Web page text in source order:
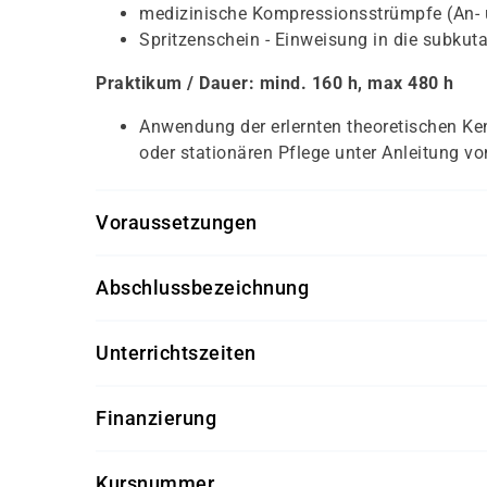
medizinische Kompressionsstrümpfe (An-
Spritzenschein - Einweisung in die
Praktikum / Dauer: mind. 160 h, max 480 h
Anwendung der erlernten theoretischen
oder stationären Pflege unter Anleitung
Voraussetzungen
fachlichen Vorkenntnisse erforderlich, aber die
kommunikative Kompetenz
Abschlussbezeichnung
Unterrichtszeiten
Finanzierung